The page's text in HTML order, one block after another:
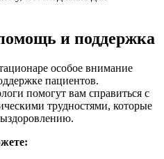
и поддержка
особое внимание
пациентов.
помогут вам справиться с
трудностями, которые